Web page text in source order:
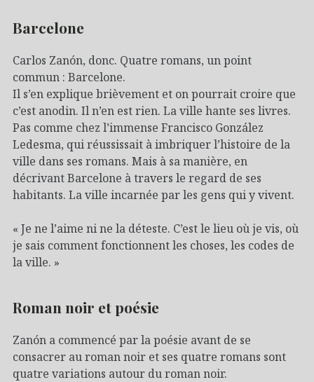
Barcelone
Carlos Zanón, donc. Quatre romans, un point
commun : Barcelone.
Il s’en explique brièvement et on pourrait croire que
c’est anodin. Il n’en est rien. La ville hante ses livres.
Pas comme chez l’immense Francisco González
Ledesma, qui réussissait à imbriquer l’histoire de la
ville dans ses romans. Mais à sa manière, en
décrivant Barcelone à travers le regard de ses
habitants. La ville incarnée par les gens qui y vivent.
« Je ne l’aime ni ne la déteste. C’est le lieu où je vis, où
je sais comment fonctionnent les choses, les codes de
la ville. »
Roman noir et poésie
Zanón a commencé par la poésie avant de se
consacrer au roman noir et ses quatre romans sont
quatre variations autour du roman noir.